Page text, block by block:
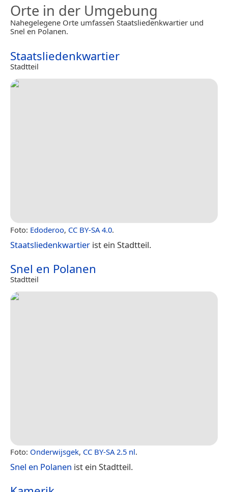
Orte in der Umgebung
Nahegelegene Orte umfassen Staatsliedenkwartier und
Snel en Polanen.
Staatsliedenkwartier
Stadtteil
Foto: Edoderoo, CC BY-SA 4.0.
Staatsliedenkwartier ist ein Stadtteil.
Snel en Polanen
Stadtteil
Foto: Onderwijsgek, CC BY-SA 2.5 nl.
Snel en Polanen ist ein Stadtteil.